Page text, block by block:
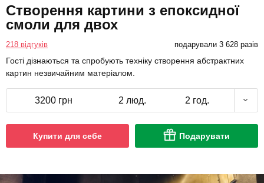
Створення картини з епоксидної
смоли для двох
218 відгуків подарували 3 628 разів
Гості дізнаються та спробують техніку створення абстрактних
картин незвичайним матеріалом.
3200 грн 2 люд. 2 год.
Купити для себе Подарувати